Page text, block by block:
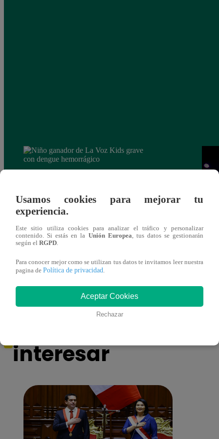
Niño ganador de La Voz Kids grave con
Eva
También te puede
interesar
Usamos cookies para mejorar tu
experiencia.
Este sitio utiliza cookies para analizar el tráfico y personalizar
contenido. Si estás en la Unión Europea, tus datos se gestionarán
según el RGPD.
Para conocer mejor como se utilizan tus datos te invitamos leer nuestra
pagina de Política de privacidad.
Aceptar Cookies
Rechazar